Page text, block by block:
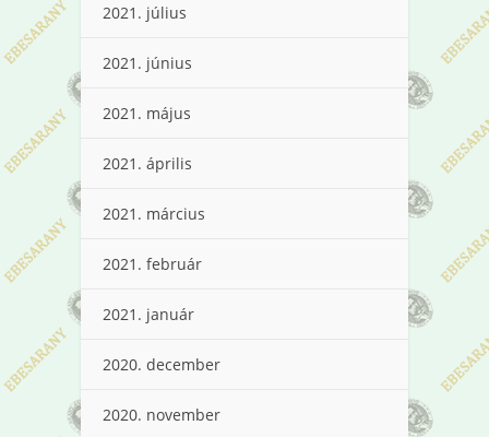
2021. július
2021. június
2021. május
2021. április
2021. március
2021. február
2021. január
2020. december
2020. november